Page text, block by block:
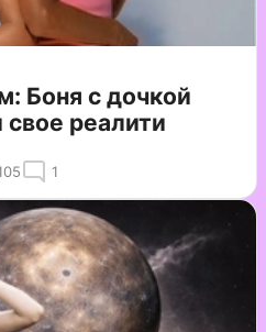
Боня с дочкой
реалити
1